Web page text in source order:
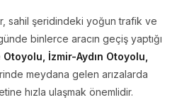
sahil şeridindeki yoğun trafik ve
binlerce aracın geçiş yaptığı
İzmir-Aydın Otoyolu,
meydana gelen arızalarda
hızla ulaşmak önemlidir.